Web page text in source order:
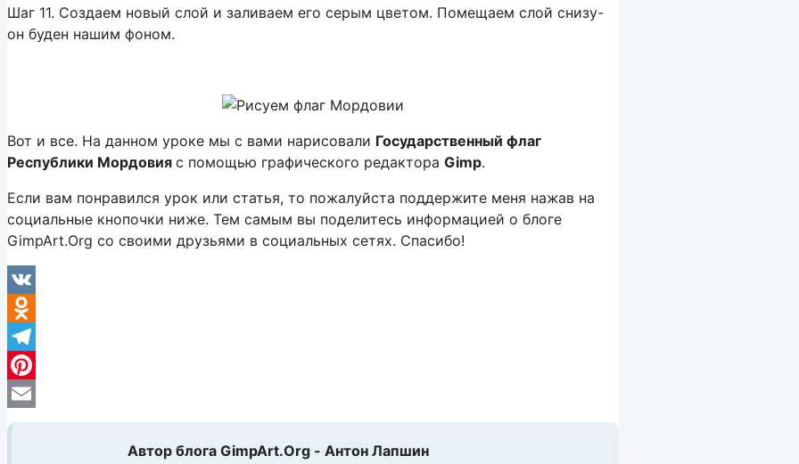
Шаг 11. Создаем новый слой и заливаем его серым цветом. Помещаем слой снизу-
он буден нашим фоном.
Вот и все. На данном уроке мы с вами нарисовали Государственный флаг
Республики Мордовия с помощью графического редактора Gimp.
Если вам понравился урок или статья, то пожалуйста поддержите меня нажав на
социальные кнопочки ниже. Тем самым вы поделитесь информацией о блоге
GimpArt.Org со своими друзьями в социальных сетях. Спасибо!
VK
Odnoklassniki
Telegram
Pinterest
Email
Автор блога GimpArt.Org - Антон Лапшин